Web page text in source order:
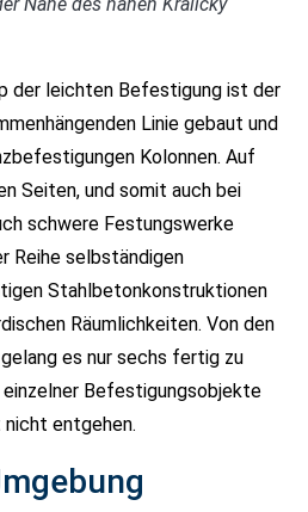
der leichten Befestigung ist der
Linie gebaut und
Kolonnen. Auf
Seiten, und somit auch bei
schwere Festungswerke
Reihe selbständigen
Stahlbetonkonstruktionen
Räumlichkeiten. Von den
es nur sechs fertig zu
Befestigungsobjekte
entgehen.